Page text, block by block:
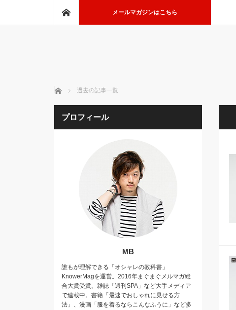
メールマガジンはこちら
ホーム 過去の記事一覧
プロフィール
MB
誰もが理解できる「オシャレの教科書」
KnowerMagを運営。2016年まぐまぐメルマガ総
合大賞受賞。雑誌「週刊SPA」など大手メディア
で連載中。書籍「最速でおしゃれに見せる方
法」、漫画「服を着るならこんなふうに」など多